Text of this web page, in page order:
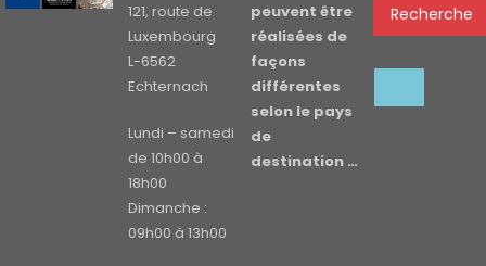
121, route de
Luxembourg
L-6562
Echternach
Lundi – samedi
de 10h00 à
18h00
Dimanche :
09h00 à 13h00
peuvent être
réalisées de
façons
différentes
selon le pays
de
destination …
Recherche